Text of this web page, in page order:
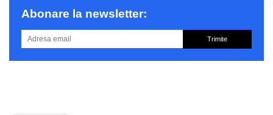
Abonare la newsletter:
Trimite